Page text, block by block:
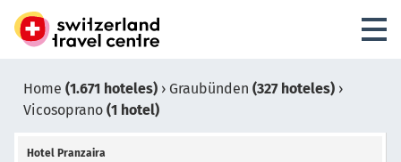
Home (1.671 hoteles) › Graubünden (327 hoteles) ›
Vicosoprano (1 hotel)
Hotel Pranzaira